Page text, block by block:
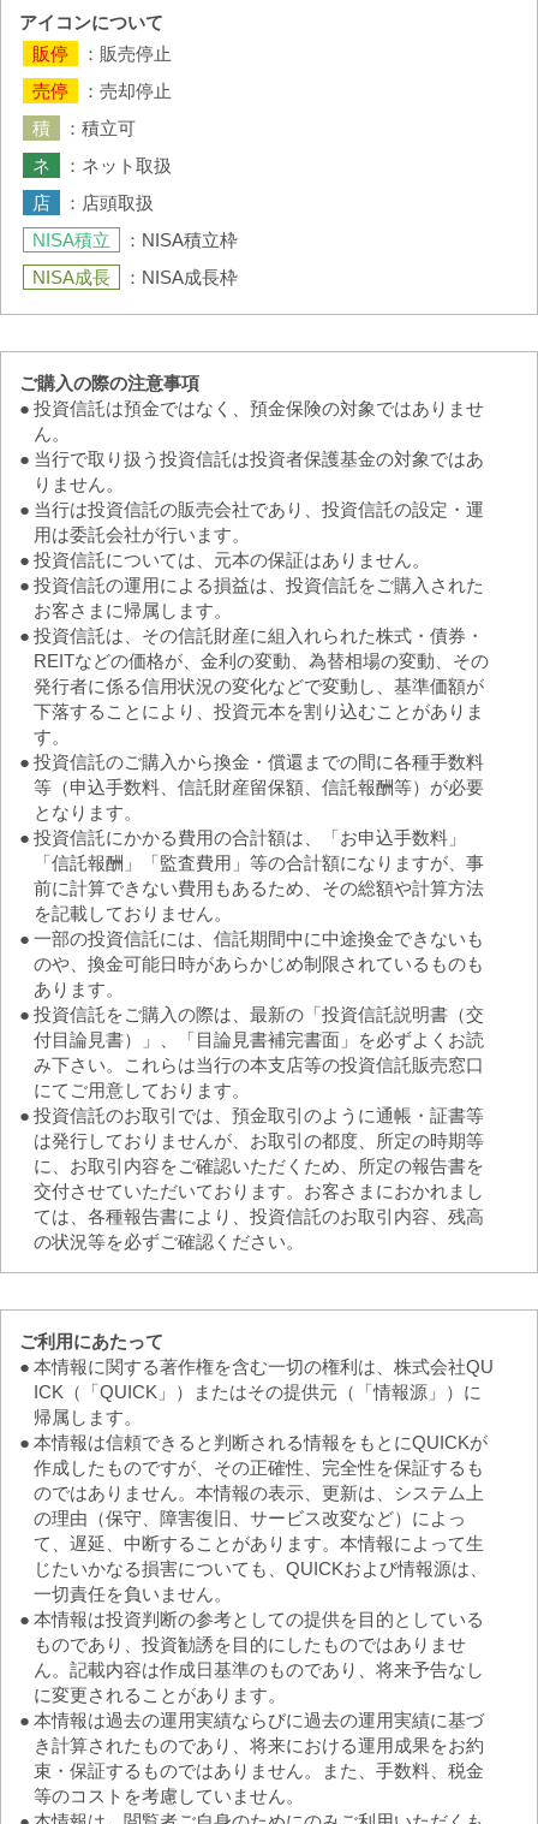
アイコンについて
：販売停止
：売却停止
：積立可
：ネット取扱
：店頭取扱
：NISA積立枠
：NISA成長枠
ご購入の際の注意事項
● 投資信託は預金ではなく、預金保険の対象ではありませ
ん。
● 当行で取り扱う投資信託は投資者保護基金の対象ではあ
りません。
● 当行は投資信託の販売会社であり、投資信託の設定・運
用は委託会社が行います。
● 投資信託については、元本の保証はありません。
● 投資信託の運用による損益は、投資信託をご購入された
お客さまに帰属します。
● 投資信託は、その信託財産に組入れられた株式・債券・
REITなどの価格が、金利の変動、為替相場の変動、その
発行者に係る信用状況の変化などで変動し、基準価額が
下落することにより、投資元本を割り込むことがありま
す。
● 投資信託のご購入から換金・償還までの間に各種手数料
等（申込手数料、信託財産留保額、信託報酬等）が必要
となります。
● 投資信託にかかる費用の合計額は、「お申込手数料」
「信託報酬」「監査費用」等の合計額になりますが、事
前に計算できない費用もあるため、その総額や計算方法
を記載しておりません。
● 一部の投資信託には、信託期間中に中途換金できないも
のや、換金可能日時があらかじめ制限されているものも
あります。
● 投資信託をご購入の際は、最新の「投資信託説明書（交
付目論見書）」、「目論見書補完書面」を必ずよくお読
み下さい。これらは当行の本支店等の投資信託販売窓口
にてご用意しております。
● 投資信託のお取引では、預金取引のように通帳・証書等
は発行しておりませんが、お取引の都度、所定の時期等
に、お取引内容をご確認いただくため、所定の報告書を
交付させていただいております。お客さまにおかれまし
ては、各種報告書により、投資信託のお取引内容、残高
の状況等を必ずご確認ください。
ご利用にあたって
● 本情報に関する著作権を含む一切の権利は、株式会社QU
ICK（「QUICK」）またはその提供元（「情報源」）に
帰属します。
● 本情報は信頼できると判断される情報をもとにQUICKが
作成したものですが、その正確性、完全性を保証するも
のではありません。本情報の表示、更新は、システム上
の理由（保守、障害復旧、サービス改変など）によっ
て、遅延、中断することがあります。本情報によって生
じたいかなる損害についても、QUICKおよび情報源は、
一切責任を負いません。
● 本情報は投資判断の参考としての提供を目的としている
ものであり、投資勧誘を目的にしたものではありませ
ん。記載内容は作成日基準のものであり、将来予告なし
に変更されることがあります。
● 本情報は過去の運用実績ならびに過去の運用実績に基づ
き計算されたものであり、将来における運用成果をお約
束・保証するものではありません。また、手数料、税金
等のコストを考慮していません。